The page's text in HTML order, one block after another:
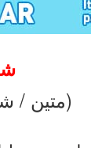
(PP متين / شفاف / مقاوم للماء)